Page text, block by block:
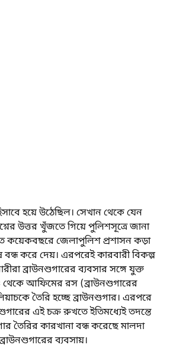
হয়ে উঠেছিল। সেখান থেকে যেন
উত্তর খুঁজতে গিয়ে পুলিশসূত্রে জানা
কয়েকবছরে জেলাপুলিশ প্রশাসন কড়া
করে দেয়। এরপরেই কারবারী বিকল্প
ব্রাউনশুগারের ব্যবসার সঙ্গে যুক্ত
থেকে আফিমের রস (ব্রাউনশুগারের
তৈরি হচ্ছে ব্রাউনশুগার। এরপরে
এই চক্র রুখতে ইতিমধ্যেই তদন্তে
তৈরির কারখানা বন্ধ করেছে মালদা
ব্যবসায়।